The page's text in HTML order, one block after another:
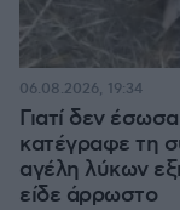
Γιατί δεν
κατέγραφε τη
αγέλη λύκων
είδε άρρωστο
06.08.2026, 19:34